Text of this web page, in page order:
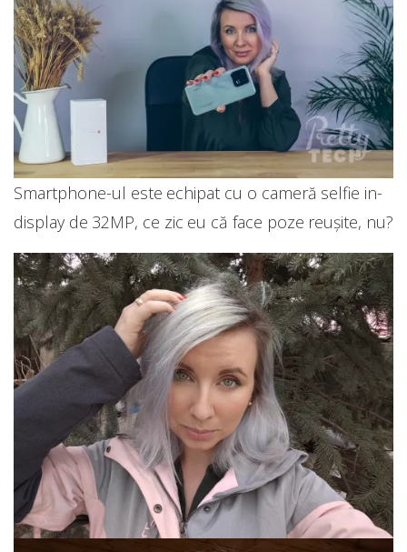
Smartphone-ul este echipat cu o cameră selfie in-
display de 32MP, ce zic eu că face poze reușite, nu?